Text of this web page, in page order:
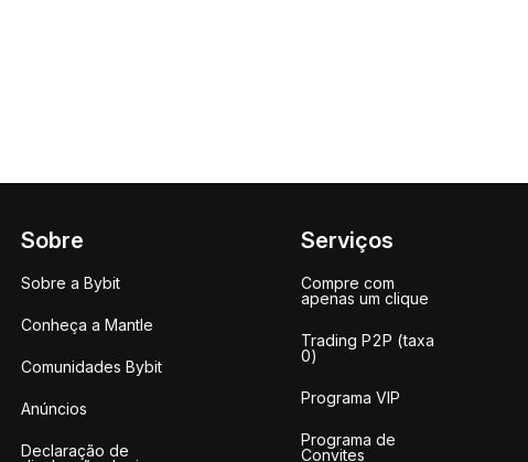
Sobre
Sobre a Bybit
Conheça a Mantle
Comunidades Bybit
Anúncios
Declaração de
Serviços
Compre com
apenas um clique
Trading P2P (taxa
0)
Programa VIP
Programa de
Convites